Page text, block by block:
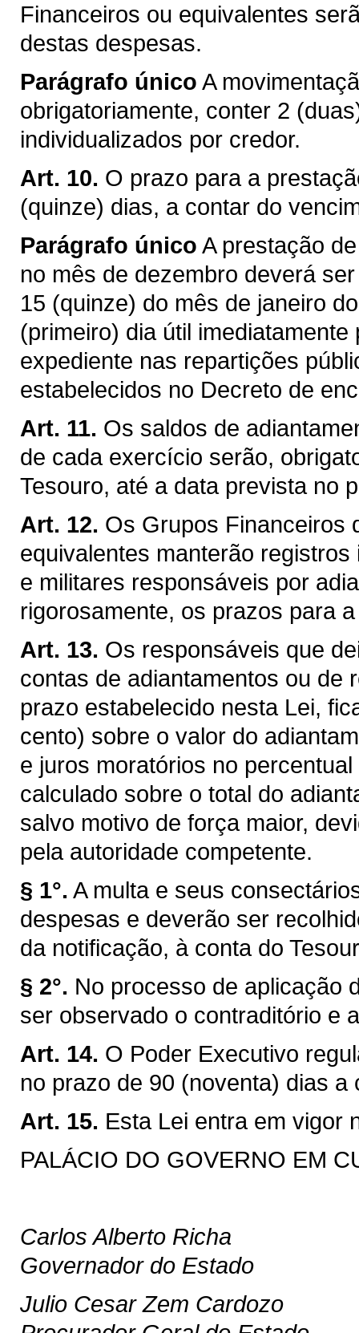
Financeiros ou equivalentes
destas despesas.
Parágrafo único A
obrigatoriamente, conter 2
individualizados por credor.
Art. 10. O prazo para a
(quinze) dias, a contar do
Parágrafo único A prestação
no mês de dezembro deverá
15 (quinze) do mês de janeiro
(primeiro) dia útil
expediente nas repartições
estabelecidos no Decreto de
Art. 11. Os saldos de
de cada exercício serão,
Tesouro, até a data prevista no
Art. 12. Os Grupos Financeiros
equivalentes manterão
e militares responsáveis por
rigorosamente, os prazos para
Art. 13. Os responsáveis que
contas de adiantamentos ou de
prazo estabelecido nesta Lei,
cento) sobre o valor do
e juros moratórios no
calculado sobre o total do
salvo motivo de força maior,
pela autoridade competente.
§ 1°. A multa e seus
despesas e deverão ser
da notificação, à conta do
§ 2°. No processo de aplicação
ser observado o contraditório e
Art. 14. O Poder Executivo
no prazo de 90 (noventa) dias
Art. 15. Esta Lei entra em vigor
PALÁCIO DO GOVERNO EM
Carlos Alberto Richa
Governador do Estado
Julio Cesar Zem Cardozo